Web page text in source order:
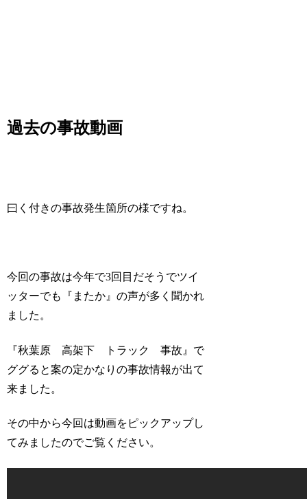
過去の事故動画
曰く付きの事故発生箇所の様ですね。
今回の事故は今年で3回目だそうでツイ
ッターでも『またか』の声が多く聞かれ
ました。
『秋葉原 高架下 トラック 事故』で
ググると案の定かなりの事故情報が出て
来ました。
その中から今回は動画をピックアップし
てみましたのでご覧ください。